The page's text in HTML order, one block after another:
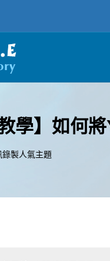
學】如何
錄製人氣主題